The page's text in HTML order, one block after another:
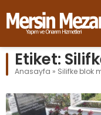
Etiket:
Anasayfa » Silifke blok